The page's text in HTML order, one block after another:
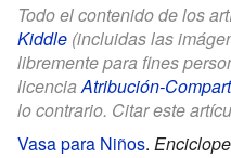
Todo el contenido de los
Kiddle (incluidas las
libremente para fines
licencia Atribución-
lo contrario. Citar este
Vasa para Niños.